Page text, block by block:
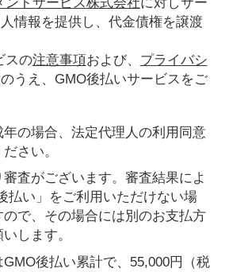
情報を提供し、代金債権を譲渡
スの注意事項および、 プライバシ
うえ、GMO後払いサービスをご
年の場合、法定代理人の利用同意
さい。
査がございます。審査結果によ
払い」をご利用いただけない場
で、その場合には別のお支払方
します。
後払い累計で、55,000円（税